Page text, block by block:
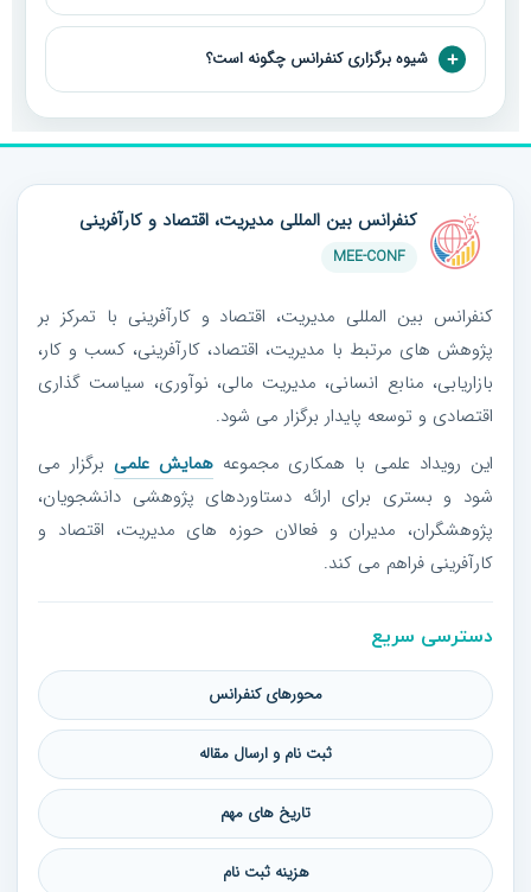
شیوه برگزاری کنفرانس چگونه است؟
کنفرانس بین المللی مدیریت، اقتصاد و کارآفرینی
MEE-CONF
کنفرانس بین المللی مدیریت، اقتصاد و کارآفرینی با تمرکز بر
پژوهش های مرتبط با مدیریت، اقتصاد، کارآفرینی، کسب و کار،
بازاریابی، منابع انسانی، مدیریت مالی، نوآوری، سیاست گذاری
اقتصادی و توسعه پایدار برگزار می شود.
این رویداد علمی با همکاری مجموعههمایش علمی برگزار می
شود و بستری برای ارائه دستاوردهای پژوهشی دانشجویان،
پژوهشگران، مدیران و فعالان حوزه های مدیریت، اقتصاد و
کارآفرینی فراهم می کند.
دسترسی سریع
محورهای کنفرانس
ثبت نام و ارسال مقاله
تاریخ های مهم
هزینه ثبت نام